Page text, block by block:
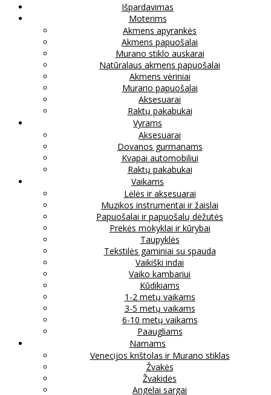
Išpardavimas
Moterims
Akmens apyrankės
Akmens papuošalai
Murano stiklo auskarai
Natūralaus akmens papuošalai
Akmens vėriniai
Murano papuošalai
Aksesuarai
Raktų pakabukai
Vyrams
Aksesuarai
Dovanos gurmanams
Kvapai automobiliui
Raktų pakabukai
Vaikams
Lėlės ir aksesuarai
Muzikos instrumentai ir žaislai
Papuošalai ir papuošalų dėžutės
Prekės mokyklai ir kūrybai
Taupyklės
Tekstilės gaminiai su spauda
Vaikiški indai
Vaiko kambariui
Kūdikiams
1-2 metų vaikams
3-5 metų vaikams
6-10 metų vaikams
Paaugliams
Namams
Venecijos krištolas ir Murano stiklas
Žvakės
Žvakidės
Angelai sargai